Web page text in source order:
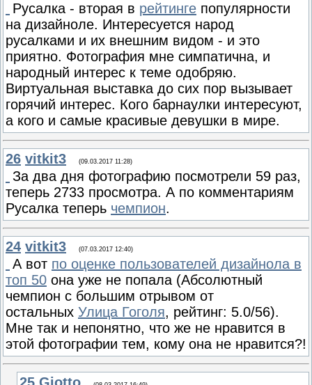
Русалка - вторая в рейтинге популярности
на дизайноле. Интересуется народ
русалками и их внешним видом - и это
приятно. Фотография мне симпатична, и
народный интерес к теме одобряю.
Виртуальная выставка до сих пор вызывает
горячий интерес. Кого барнаулки интересуют,
а кого и самые красивые девушки в мире.
26 vitkit3 (09.03.2017 11:28)
За два дня фотографию посмотрели 59 раз,
теперь 2733 просмотра. А по комментариям
Русалка теперь чемпион.
24 vitkit3 (07.03.2017 12:40)
А вот по оценке пользователей дизайнола в
топ 50 она уже не попала (Абсолютный
чемпион с большим отрывом от
остальных Улица Гоголя, рейтинг: 5.0/56).
Мне так и непонятно, что же не нравится в
этой фотографии тем, кому она не нравится?!